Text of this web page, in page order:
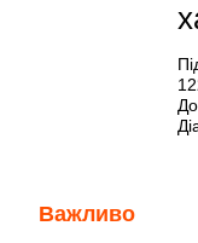
Важливо